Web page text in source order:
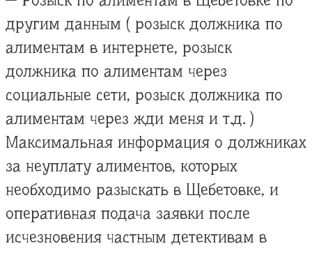
другим данным ( розыск должника по
алиментам в интернете, розыск
должника по алиментам через
социальные сети, розыск должника по
алиментам через жди меня и т.д. )
Максимальная информация о должниках
за неуплату алиментов, которых
необходимо разыскать в Щебетовке, и
оперативная подача заявки после
исчезновения частным детективам в